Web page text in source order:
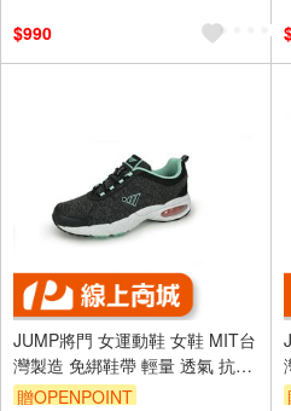
$990
JUMP將門 女運動鞋 女鞋 MIT台
灣製造 免綁鞋帶 輕量 透氣 抗菌
除臭 耐衝 緩震 氣墊 耐用 耐磨
贈OPENPOINT